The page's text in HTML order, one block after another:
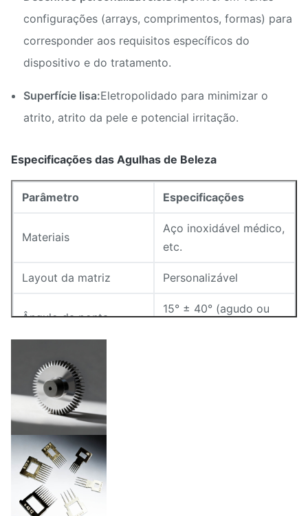
configurações (arrays, comprimentos, formas) para
corresponder aos requisitos específicos do
dispositivo e do tratamento.
Superfície lisa:Eletropolidado para minimizar o
atrito, atrito da pele e potencial irritação.
Especificações das Agulhas de Beleza
Parâmetro Especificações
Materiais
Aço inoxidável médico,
etc.
Layout da matriz Personalizável
Ângulo da ponta
15° ± 40° (agudo ou
Espessura
Revestimento de
superfície